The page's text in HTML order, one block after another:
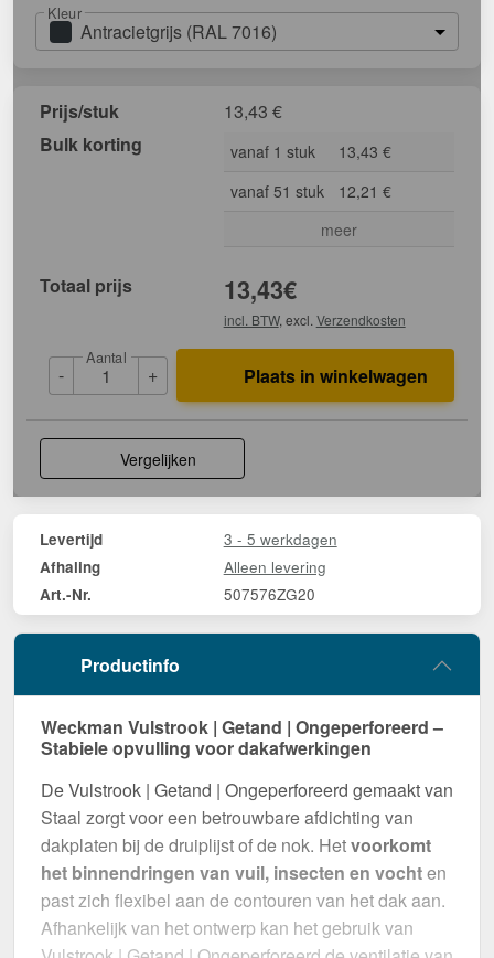
Kleur
Antracietgrijs (RAL 7016)
Prijs/stuk 13,43 €
Bulk korting
vanaf 1 stuk
13,43 €
vanaf 51 stuk
12,21 €
meer
Totaal prijs 13,43€
incl. BTW, excl. Verzendkosten
-
Aantal
+ Plaats in winkelwagen
Vergelijken
Levertijd 3 - 5 werkdagen
Afhaling Alleen levering
Art.-Nr. 507576ZG20
Productinfo
Weckman Vulstrook | Getand | Ongeperforeerd –
Stabiele opvulling voor dakafwerkingen
De Vulstrook | Getand | Ongeperforeerd gemaakt van
Staal zorgt voor een betrouwbare afdichting van
dakplaten bij de druiplijst of de nok. Hetvoorkomt
het binnendringen van vuil, insecten en vochten
past zich flexibel aan de contouren van het dak aan.
Afhankelijk van het ontwerp kan het gebruik van